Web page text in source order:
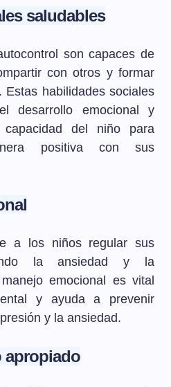
saludables
son capaces de
con otros y formar
Estas habilidades sociales
desarrollo emocional y
del niño para
positiva con sus
a los niños regular sus
la ansiedad y la
emocional es vital
y ayuda a prevenir
y la ansiedad.
apropiado